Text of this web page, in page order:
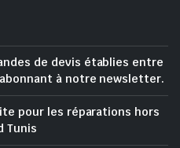
de devis établies entre
à notre newsletter.
pour les réparations hors
Tunis